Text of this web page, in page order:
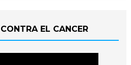
EL CANCER